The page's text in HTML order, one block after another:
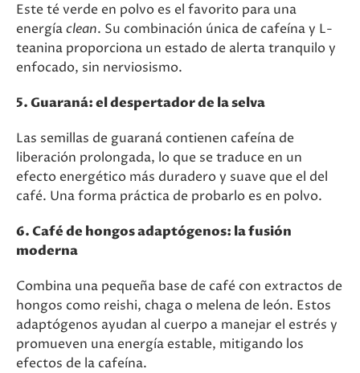
Este té verde en polvo es el favorito para una
energíaclean. Su combinación única de cafeína y L-
teanina proporciona un estado de alerta tranquilo y
enfocado, sin nerviosismo.
5. Guaraná: el despertador de la selva
Las semillas de guaraná contienen cafeína de
liberación prolongada, lo que se traduce en un
efecto energético más duradero y suave que el del
café. Una forma práctica de probarlo es en polvo.
6. Café de hongos adaptógenos: la fusión
moderna
Combina una pequeña base de café con extractos de
hongos como reishi, chaga o melena de león. Estos
adaptógenos ayudan al cuerpo a manejar el estrés y
promueven una energía estable, mitigando los
efectos de la cafeína.